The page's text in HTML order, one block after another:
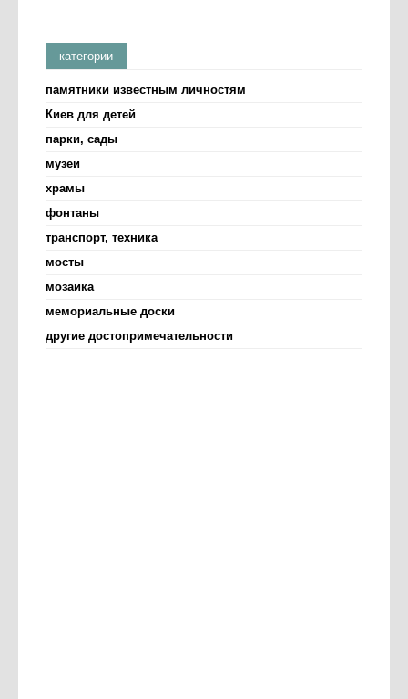
категории
памятники известным личностям
Киев для детей
парки, сады
музеи
храмы
фонтаны
транспорт, техника
мосты
мозаика
мемориальные доски
другие достопримечательности